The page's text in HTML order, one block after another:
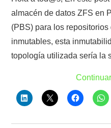
almacén de datos ZFS en
(PBS) para los
inmutables, esta
topología utilizada sería la